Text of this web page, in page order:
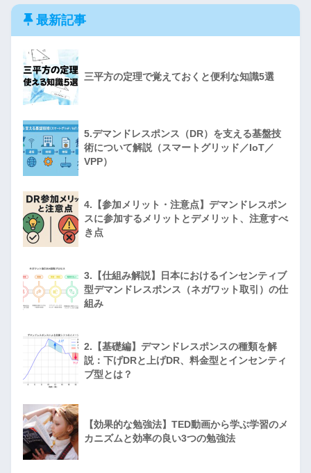
最新記事
三平方の定理で覚えておくと便利な知識5選
5.デマンドレスポンス（DR）を支える基盤技
術について解説（スマートグリッド／IoT／
VPP）
4.【参加メリット・注意点】デマンドレスポン
スに参加するメリットとデメリット、注意すべ
き点
3.【仕組み解説】日本におけるインセンティブ
型デマンドレスポンス（ネガワット取引）の仕
組み
2.【基礎編】デマンドレスポンスの種類を解
説：下げDRと上げDR、料金型とインセンティ
ブ型とは？
【効果的な勉強法】TED動画から学ぶ学習のメ
カニズムと効率の良い3つの勉強法